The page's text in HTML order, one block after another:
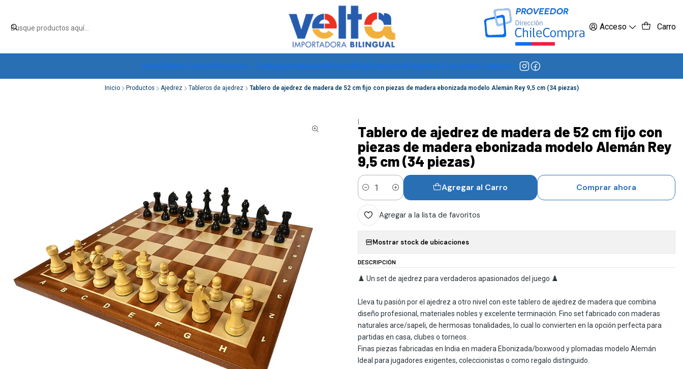
Acceso Carro
InicioQuiénes SomosProductos CatalogoInstalacionesPrensaBlogDespachosPreguntas FrecuentesContacto
Envíos a todo Chile, RM de 1 a 3 días hábiles, regiones -
Inicio Productos Ajedrez Tableros de ajedrez Tablero de ajedrez de madera de 52 cm fijo con piezas de madera ebonizada modelo Alemán Rey 9,5 cm (34 piezas)
|
Tablero de ajedrez de madera de 52 cm fijo con
piezas de madera ebonizada modelo Alemán Rey
9,5 cm (34 piezas)
Cantidad Agregar al Carro Comprar ahora
Agregar a la lista de favoritos
Mostrar stock de ubicaciones
DESCRIPCIÓN
♟️ Un set de ajedrez para verdaderos apasionados del juego ♟️
Lleva tu pasión por el ajedrez a otro nivel con este tablero de ajedrez de madera que combina
diseño profesional, materiales nobles y excelente terminación. Fino set fabricado con maderas
naturales arce/sapeli, de hermosas tonalidades, lo cual lo convierten en la opción perfecta para
partidas en casa, clubes o torneos.
Finas piezas fabricadas en India en madera Ebonizada/boxwood y plomadas modelo Alemán
Ideal para jugadores exigentes, coleccionistas o como regalo distinguido.